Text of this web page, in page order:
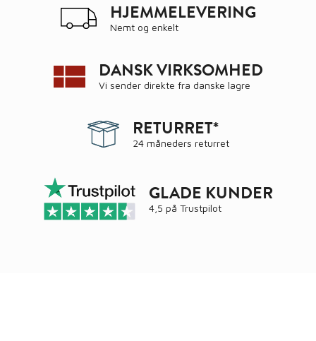
HJEMMELEVERING
Nemt og enkelt
DANSK VIRKSOMHED
Vi sender direkte fra danske lagre
RETURRET*
24 måneders returret
GLADE KUNDER
4,5 på Trustpilot